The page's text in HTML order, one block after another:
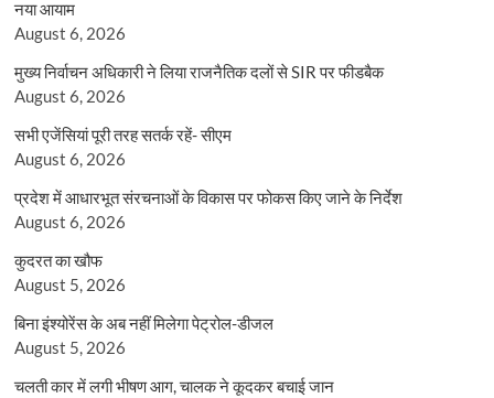
नया आयाम
August 6, 2026
मुख्य निर्वाचन अधिकारी ने लिया राजनैतिक दलों से SIR पर फीडबैक
August 6, 2026
सभी एजेंसियां पूरी तरह सतर्क रहें- सीएम
August 6, 2026
प्रदेश में आधारभूत संरचनाओं के विकास पर फोकस किए जाने के निर्देश
August 6, 2026
कुदरत का खौफ
August 5, 2026
बिना इंश्योरेंस के अब नहीं मिलेगा पेट्रोल-डीजल
August 5, 2026
चलती कार में लगी भीषण आग, चालक ने कूदकर बचाई जान